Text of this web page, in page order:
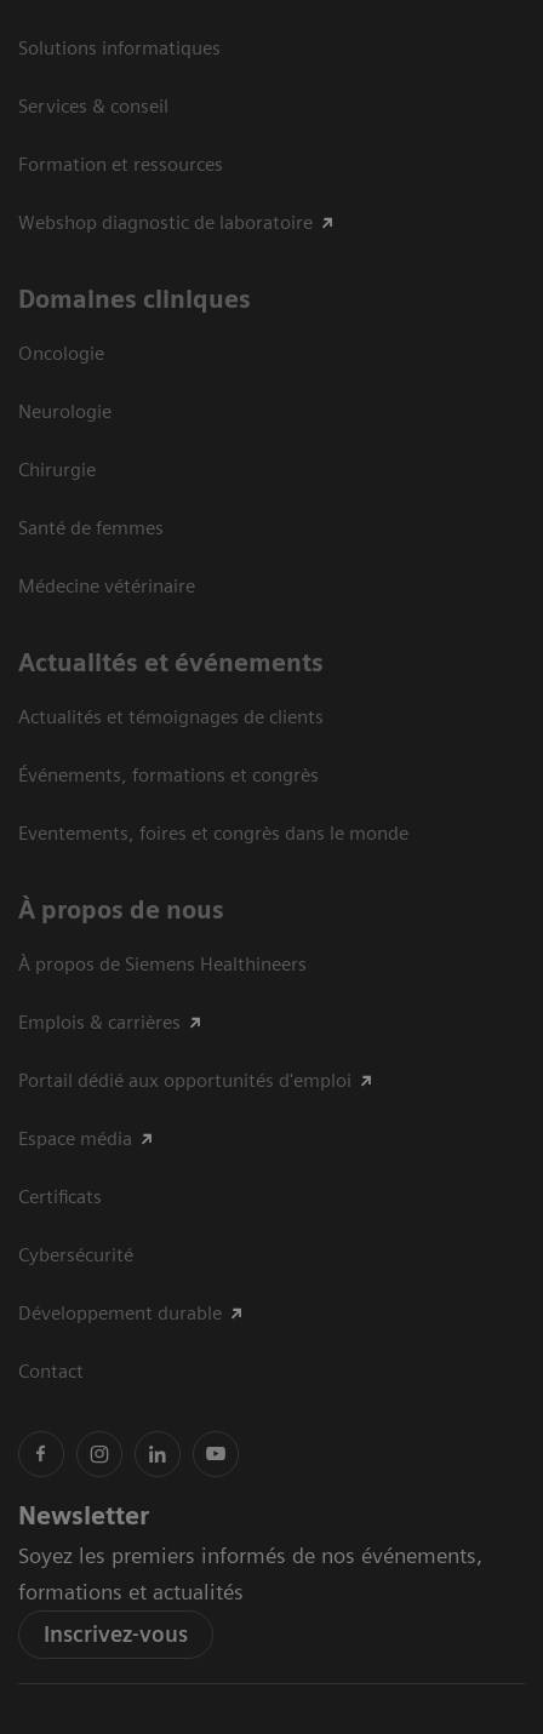
Solutions informatiques
Services & conseil
Formation et ressources
Webshop diagnostic de laboratoire
Domaines cliniques
Oncologie
Neurologie
Chirurgie
Santé de femmes
Médecine vétérinaire
Actualités et événements
Actualités et témoignages de clients
Événements, formations et congrès
Eventements, foires et congrès dans le monde
À propos de nous
À propos de Siemens Healthineers
Emplois & carrières
Portail dédié aux opportunités d'emploi
Espace média
Certificats
Cybersécurité
Développement durable
Contact
Newsletter
Soyez les premiers informés de nos événements,
formations et actualités
Inscrivez-vous